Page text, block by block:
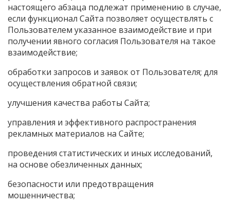
настоящего абзаца подлежат применению в случае,
если функционал Сайта позволяет осуществлять с
Пользователем указанное взаимодействие и при
получении явного согласия Пользователя на такое
взаимодействие;
обработки запросов и заявок от Пользователя; для
осуществления обратной связи;
улучшения качества работы Сайта;
управления и эффективного распространения
рекламных материалов на Сайте;
проведения статистических и иных исследований,
на основе обезличенных данных;
безопасности или предотвращения
мошенничества;